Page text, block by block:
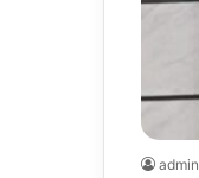
admin